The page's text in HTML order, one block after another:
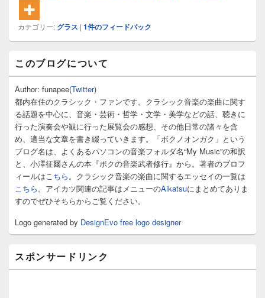
カテゴリー: グラス | 1件のフィードバック
ン
サ
イ
バ
ー
ウ
ィ
ト
ア
このブログについて
Author: funapee(Twitter)
都内在住のクラシック・ファンです。クラシック音楽の楽曲に関す
る話題を中心に、音楽・芸術・哲学・文学・美学などの話、聴きに
行った演奏会や観に行った展覧会の感想、その他日常の諸々を含
め、適当な文章を書き綴っていきます。「ボクノオンガク」という
ブログ名は、よくあるパソコンの音楽フォルダ名“My Music”の和訳
と、小澤征爾さんの本『ボクの音楽武者修行』から。著者のプロフ
ィールはこちら。クラシック音楽の楽曲に関するエッセイの一覧は
こちら。アイカツ関連の記事はメニューのAikatsuにまとめてありま
すのでぜひそちらからご覧ください。
Logo generated by DesignEvo free logo designer
スポンサードリンク